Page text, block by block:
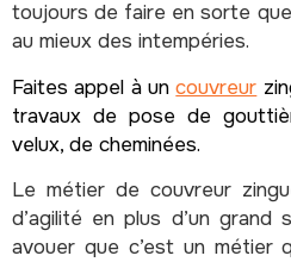
toujours de faire en sorte
au mieux des intempéries.
Faites appel à uncouvreur
travaux de pose de
velux, de cheminées.
Le métier de couvreur
d’agilité en plus d’un grand
avouer que c’est un métier